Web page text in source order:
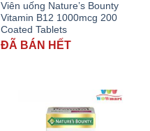
Viên uống Nature’s Bounty
Vitamin B12 1000mcg 200
Coated Tablets
ĐÃ BÁN HẾT